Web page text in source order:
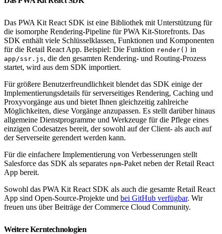
Das PWA Kit React SDK ist eine Bibliothek mit Unterstützung für
die isomorphe Rendering-Pipeline für PWA Kit-Storefronts. Das
SDK enthält viele Schlüsselklassen, Funktionen und Komponenten
für die Retail React App. Beispiel: Die Funktion render() in
app/ssr.js, die den gesamten Rendering- und Routing-Prozess
startet, wird aus dem SDK importiert.
Für größere Benutzerfreundlichkeit blendet das SDK einige der
Implementierungsdetails für serverseitiges Rendering, Caching und
Proxyvorgänge aus und bietet Ihnen gleichzeitig zahlreiche
Möglichkeiten, diese Vorgänge anzupassen. Es stellt darüber hinaus
allgemeine Dienstprogramme und Werkzeuge für die Pflege eines
einzigen Codesatzes bereit, der sowohl auf der Client- als auch auf
der Serverseite gerendert werden kann.
Für die einfachere Implementierung von Verbesserungen stellt
Salesforce das SDK als separates npm-Paket neben der Retail React
App bereit.
Sowohl das PWA Kit React SDK als auch die gesamte Retail React
App sind Open-Source-Projekte und bei GitHub verfügbar. Wir
freuen uns über Beiträge der Commerce Cloud Community.
Weitere Kerntechnologien